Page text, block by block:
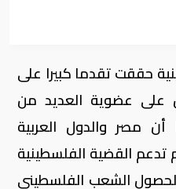
حققت تقدما كبيرا على
على عضوية العديد من
أن مصر والدول العربية
تدعم القضية الفلسطينية
الشعب الفلسطيني